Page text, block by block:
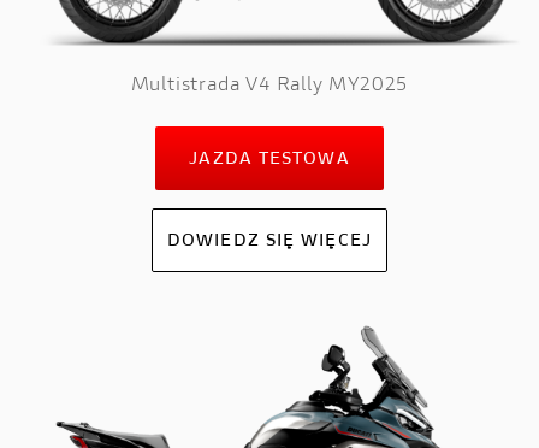
Multistrada V4 Rally MY2025
JAZDA TESTOWA
DOWIEDZ SIĘ WIĘCEJ